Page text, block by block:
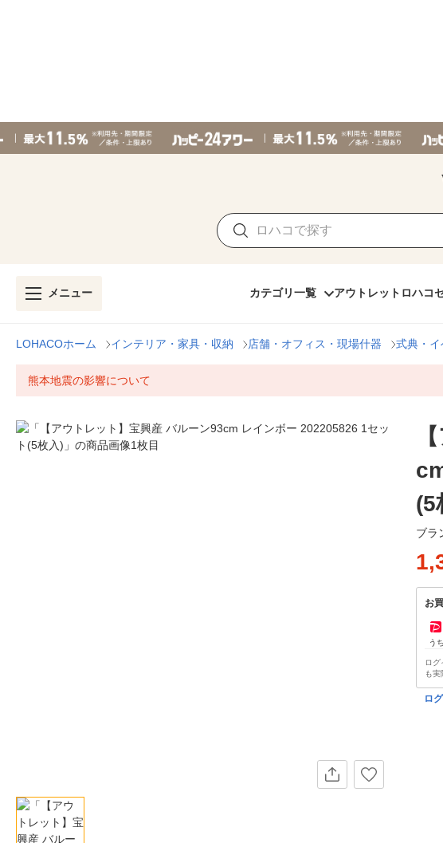
メニュー カテゴリ一覧 アウトレット ロハコ
LOHACOホーム インテリア・家具・収納 店舗・オフィス・現場什器 式典・
熊本地震の影響について
(5
ブラ
お
う
ロ
も
ロ